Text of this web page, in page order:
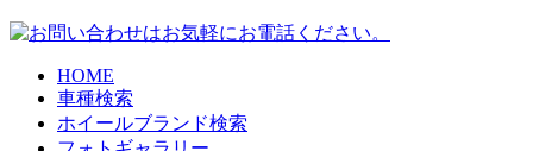
HOME
車種検索
ホイールブランド検索